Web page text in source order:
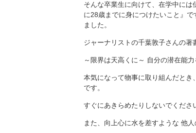
そんな卒業生に向けて、在学中に
に28歳までに身につけたいこと』
ました。
ジャーナリストの千葉敦子さんの著
～限界は天高くに～ 自分の潜在能
本気になって物事に取り組んだと
です。
すぐにあきらめたりしないでくださ
また、向上心に水を差すような 他